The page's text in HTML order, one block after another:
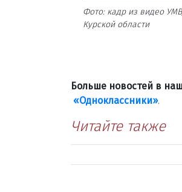
Фото: кадр из видео
Курской области
Больше новостей в
«Одноклассники».
Читайте также